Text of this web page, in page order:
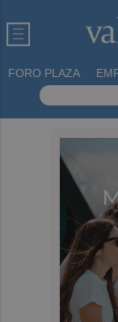
FORO PLAZA